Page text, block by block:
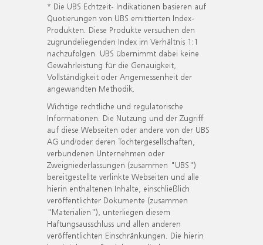
* Die UBS Echtzeit- Indikationen basieren auf
Quotierungen von UBS emittierten Index-
Produkten. Diese Produkte versuchen den
zugrundeliegenden Index im Verhältnis 1:1
nachzufolgen. UBS übernimmt dabei keine
Gewährleistung für die Genauigkeit,
Vollständigkeit oder Angemessenheit der
angewandten Methodik.
Wichtige rechtliche und regulatorische
Informationen. Die Nutzung und der Zugriff
auf diese Webseiten oder andere von der UBS
AG und/oder deren Tochtergesellschaften,
verbundenen Unternehmen oder
Zweigniederlassungen (zusammen "UBS")
bereitgestellte verlinkte Webseiten und alle
hierin enthaltenen Inhalte, einschließlich
veröffentlichter Dokumente (zusammen
"Materialien"), unterliegen diesem
Haftungsausschluss und allen anderen
veröffentlichten Einschränkungen. Die hierin